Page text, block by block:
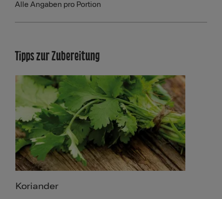
Alle Angaben pro Portion
Tipps zur Zubereitung
Koriander